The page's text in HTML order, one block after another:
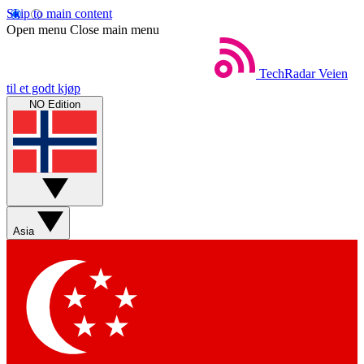
Skip to main content
Open menu Close main menu
TechRadar Veien
til et godt kjøp
NO Edition
Asia